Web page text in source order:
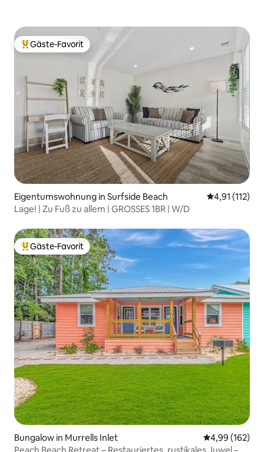
Beliebter Gäste-Favorit.
Gäste-Favorit
Eigentumswohnung in Surfside Beach
4,91 (112)
Lage! | Zu Fuß zu allem | GROSSES 1BR | W/D
Beliebter Gäste-Favorit.
Gäste-Favorit
Bungalow in Murrells Inlet
4,99 (162)
Peach Beach Retreat – Restauriertes, rustikales Juwel – 3